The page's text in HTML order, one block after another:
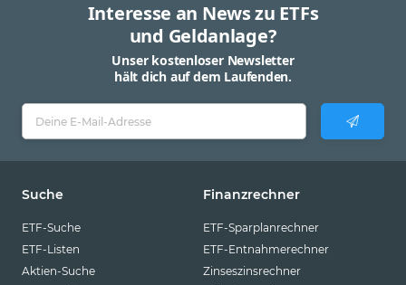
Interesse an News zu ETFs
und Geldanlage?
Unser kostenloser Newsletter
hält dich auf dem Laufenden.
Suche
ETF-Suche
ETF-Listen
Aktien-Suche
Finanzrechner
ETF-Sparplanrechner
ETF-Entnahmerechner
Zinseszinsrechner